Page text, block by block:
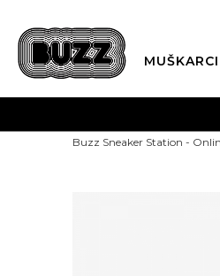
MUŠKARCI
Buzz Sneaker Station -